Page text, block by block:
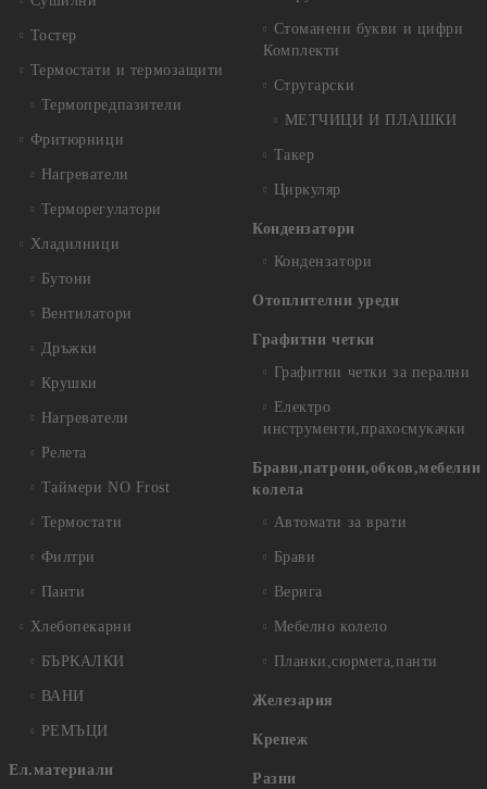
Тостер
Термостати и термозащити
Термопредпазители
Фритюрници
Нагреватели
Терморегулатори
Хладилници
Бутони
Вентилатори
Дръжки
Крушки
Нагреватели
Релета
Таймери NO Frost
Термостати
Филтри
Панти
Хлебопекарни
БЪРКАЛКИ
ВАНИ
РЕМЪЦИ
Ел.материали
Стоманени букви и цифри
Комплекти
Стругарски
МЕТЧИЦИ И ПЛАШКИ
Такер
Циркуляр
Кондензатори
Кондензатори
Отоплителни уреди
Графитни четки
Графитни четки за перални
Електро
инструменти,прахосмукачки
Брави,патрони,обков,мебелни
колела
Автомати за врати
Брави
Верига
Мебелно колело
Планки,сюрмета,панти
Железария
Крепеж
Разни